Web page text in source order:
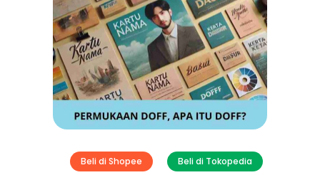
Beli di Shopee Beli di Tokopedia